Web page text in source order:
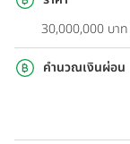
30,000,000 บา
คำนวณเงินผ่อน